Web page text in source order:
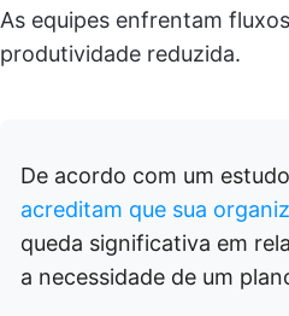
As equipes enfrentam
produtividade reduzida.
De acordo com um
acreditam que sua
queda significativa em
a necessidade de um